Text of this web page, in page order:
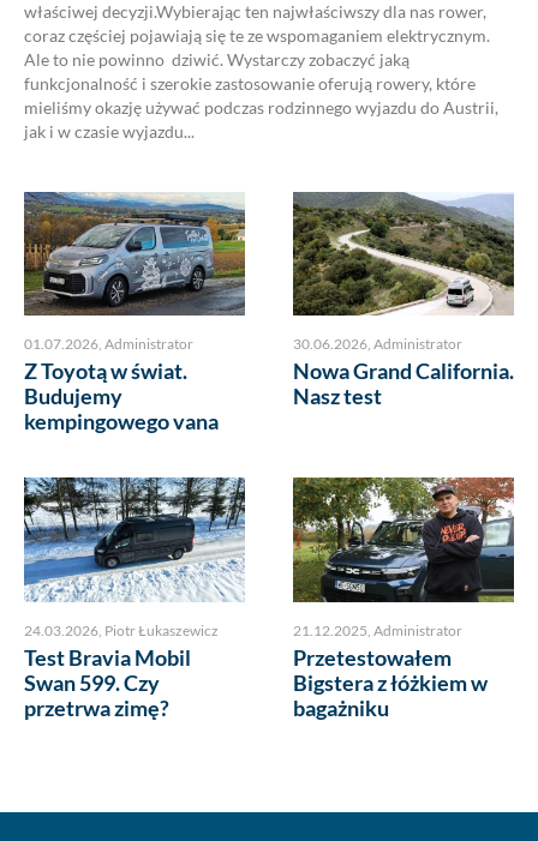
właściwej decyzji.Wybierając ten najwłaściwszy dla nas rower,
coraz częściej pojawiają się te ze wspomaganiem elektrycznym.
Ale to nie powinno dziwić. Wystarczy zobaczyć jaką
funkcjonalność i szerokie zastosowanie oferują rowery, które
mieliśmy okazję używać podczas rodzinnego wyjazdu do Austrii,
jak i w czasie wyjazdu...
01.07.2026, Administrator
Z Toyotą w świat.
Budujemy
kempingowego vana
30.06.2026, Administrator
Nowa Grand California.
Nasz test
24.03.2026 Piotr Łukaszewicz
Test Bravia Mobil
Swan 599. Czy
przetrwa zimę?
21.12.2025 Administrator
Przetestowałem
Bigstera z łóżkiem w
bagażniku